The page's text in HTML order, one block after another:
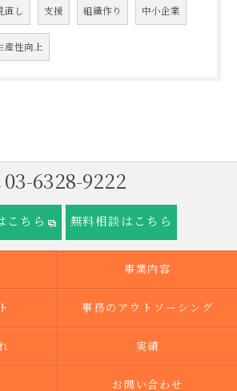
直し 支援 組織作り 中小企業
産性向上
03-6328-9222
こちら 無料相談はこちら
事業内容
事務のアウトソーシング
実績
お問い合わせ